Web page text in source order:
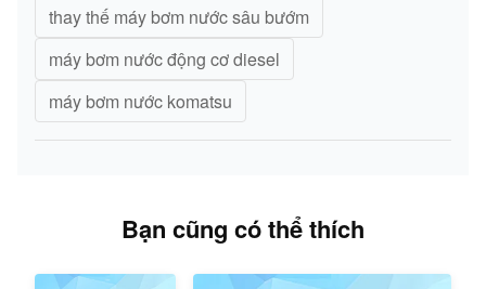
60
6130-
71-
6411
[1]
CLIP, (XEM
FIG.0521)
61
04121-
21763
[1]
kg.
18
Máy
bơm
nước
5I7693
Máy
Máy
thay thế máy bơm nước sâu bướm
máy bơm nước động cơ diesel
máy bơm nước komatsu
Bạn cũng có thể thích